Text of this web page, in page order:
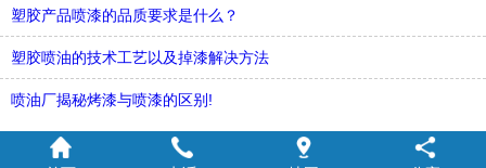
塑胶产品喷漆的品质要求是什么？
塑胶喷油的技术工艺以及掉漆解决方法
喷油厂揭秘烤漆与喷漆的区别!